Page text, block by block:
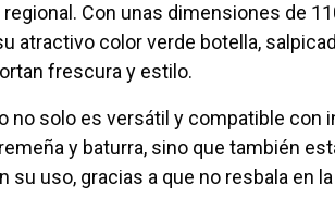
Con unas dimensiones de
atractivo color verde botella,
frescura y estilo.
no solo es versátil y compatible con
y baturra, sino que también
su uso, gracias a que no resbala en